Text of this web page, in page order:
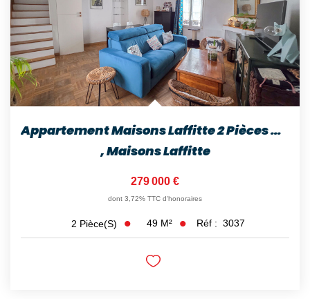
Appartement Maisons Laffitte 2 Pièces 48.88 M2
,Maisons Laffitte
279 000 €
dont 3,72% TTC d'honoraires
2 Pièce(s) 49 M² Réf : 3037